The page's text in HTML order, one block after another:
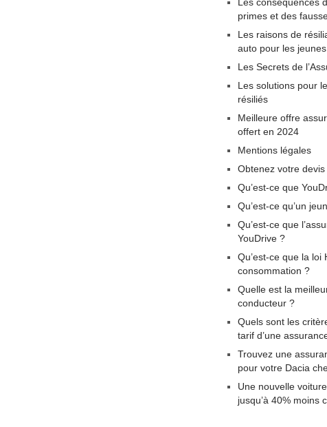
primes et des
Les raisons de
auto pour les
Les Secrets de
Les solutions pour
résiliés
Meilleure offre
offert en 2024
Mentions légales
Obtenez votre
Qu’est-ce que
Qu’est-ce qu’un
Qu’est-ce que
YouDrive ?
Qu’est-ce que la loi
consommation ?
Quelle est la
conducteur ?
Quels sont les
tarif d’une
Trouvez une
pour votre Dacia
Une nouvelle
jusqu’à 40% moins